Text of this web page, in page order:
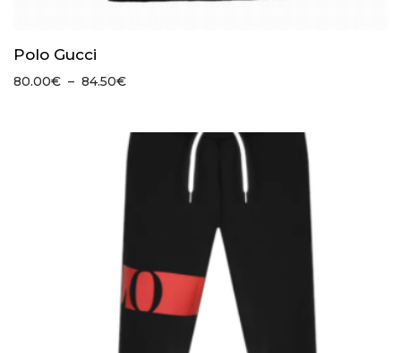
Polo Gucci
80.00€ – 84.50€Plage
80.00€
à
84.50€